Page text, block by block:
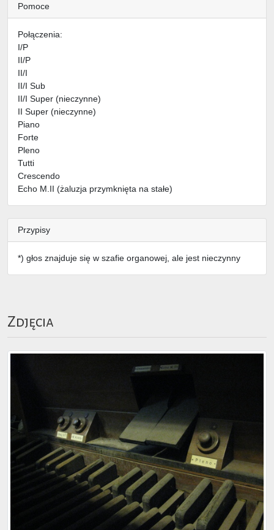
Pomoce
Połączenia:
I/P
II/P
II/I
II/I Sub
II/I Super (nieczynne)
II Super (nieczynne)
Piano
Forte
Pleno
Tutti
Crescendo
Echo M.II (żaluzja przymknięta na stałe)
Przypisy
*) głos znajduje się w szafie organowej, ale jest nieczynny
Zdjęcia